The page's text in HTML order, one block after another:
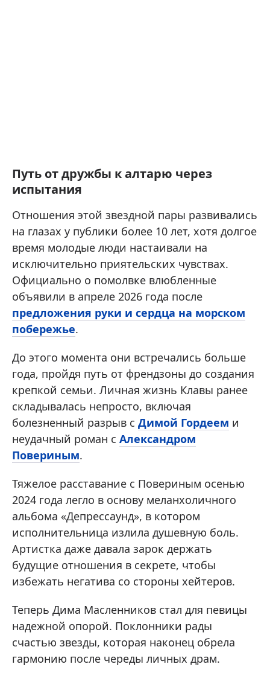
Путь от дружбы к алтарю через
испытания
Отношения этой звездной пары развивались
на глазах у публики более 10 лет, хотя долгое
время молодые люди настаивали на
исключительно приятельских чувствах.
Официально о помолвке влюбленные
объявили в апреле 2026 года после
предложения руки и сердца на морском
побережье.
До этого момента они встречались больше
года, пройдя путь от френдзоны до создания
крепкой семьи. Личная жизнь Клавы ранее
складывалась непросто, включая
болезненный разрыв с Димой Гордеем и
неудачный роман с Александром
Повериным.
Тяжелое расставание с Повериным осенью
2024 года легло в основу меланхоличного
альбома «Депрессаунд», в котором
исполнительница излила душевную боль.
Артистка даже давала зарок держать
будущие отношения в секрете, чтобы
избежать негатива со стороны хейтеров.
Теперь Дима Масленников стал для певицы
надежной опорой. Поклонники рады
счастью звезды, которая наконец обрела
гармонию после череды личных драм.